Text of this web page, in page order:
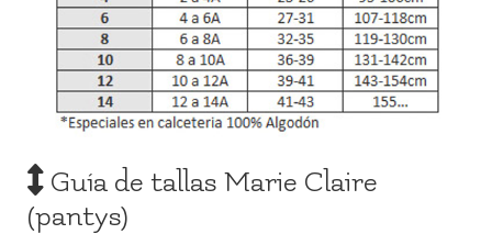
Guía de tallas Marie Claire
(pantys)